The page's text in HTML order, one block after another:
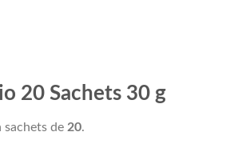
20 Sachets 30 g
sachets de 20.